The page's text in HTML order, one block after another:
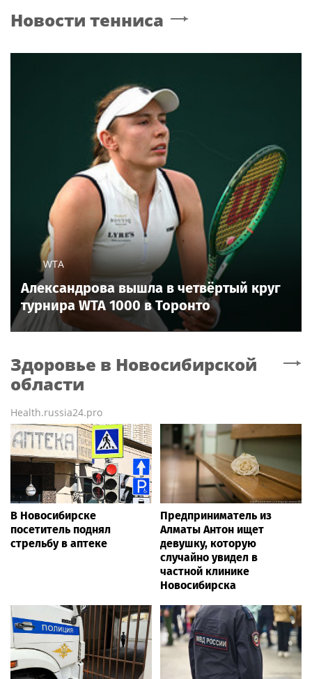
Новости тенниса
WTA
Александрова вышла в четвёртый круг
турнира WTA 1000 в Торонто
Здоровье в Новосибирской
области
Health.russia24.pro
В Новосибирске
посетитель поднял
стрельбу в аптеке
Предприниматель из
Алматы Антон ищет
девушку, которую
случайно увидел в
частной клинике
Новосибирска